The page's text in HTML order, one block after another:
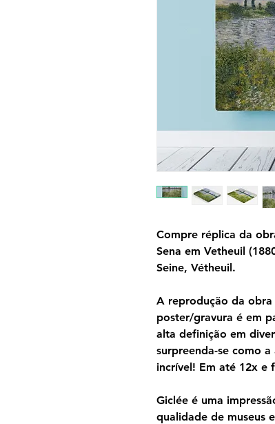
Compre réplica da
Sena em Vetheuil
Seine, Vétheuil.
A reprodução da obra
poster/gravura é em
alta definição em
surpreenda-se como
incrível! Em até 12x e
Giclée é uma
qualidade de museus